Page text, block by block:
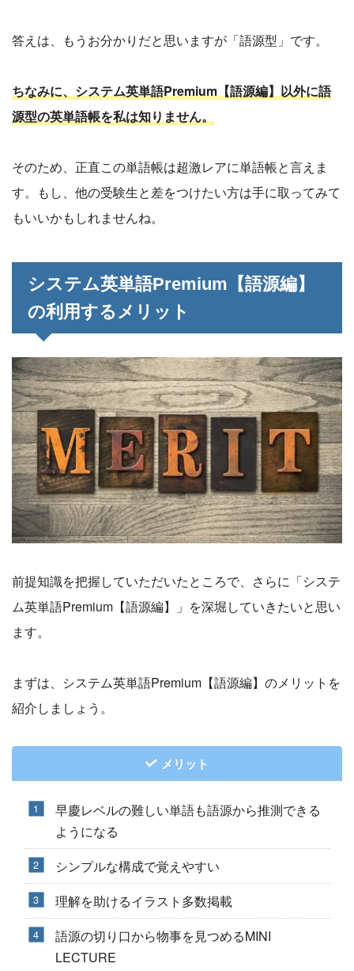
答えは、もうお分かりだと思いますが「語源型」です。
ちなみに、システム英単語Premium【語源編】以外に語
源型の英単語帳を私は知りません。
そのため、正直この単語帳は超激レアに単語帳と言えま
す。もし、他の受験生と差をつけたい方は手に取ってみて
もいいかもしれませんね。
システム英単語Premium【語源編】
の利用するメリット
前提知識を把握していただいたところで、さらに「システ
ム英単語Premium【語源編】」を深堀していきたいと思い
ます。
まずは、システム英単語Premium【語源編】のメリットを
紹介しましょう。
メリット
早慶レベルの難しい単語も語源から推測できる
ようになる
シンプルな構成で覚えやすい
理解を助けるイラスト多数掲載
語源の切り口から物事を見つめるMINI
LECTURE